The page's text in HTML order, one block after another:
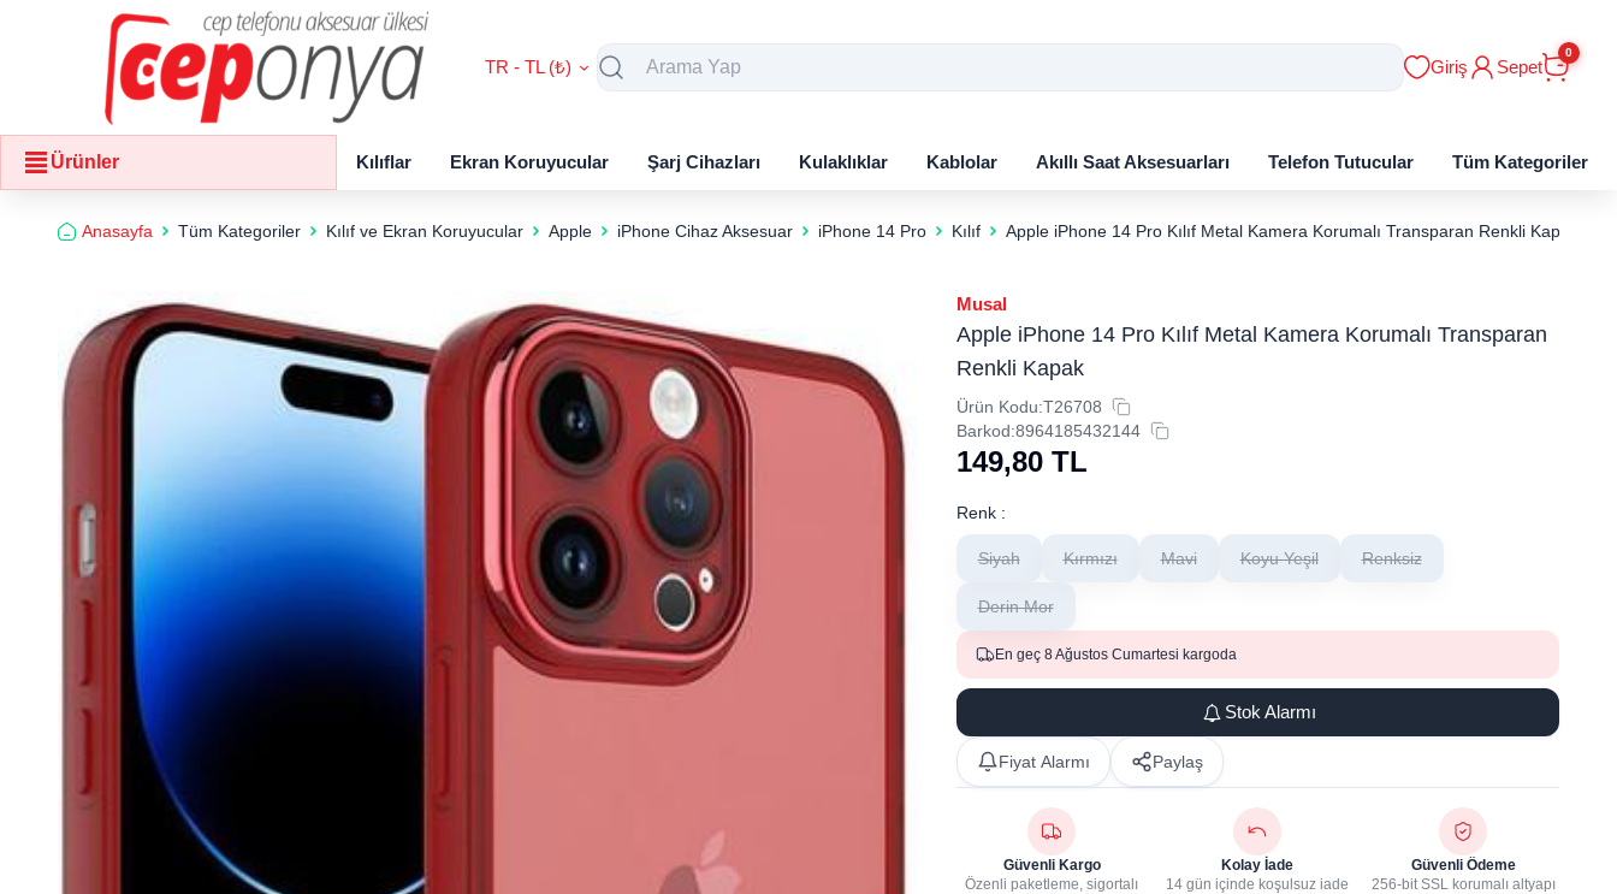
TR - TL (₺) Giriş Sepet
0
Ürünler Kılıflar Ekran Koruyucular Şarj Cihazları Kulaklıklar Kablolar Akıllı Saat Aksesuarları Telefon Tutucular Tüm Kategoriler
Anasayfa Tüm Kategoriler Kılıf ve Ekran Koruyucular Apple iPhone Cihaz Aksesuar iPhone 14 Pro Kılıf Apple iPhone 14 Pro Kılıf Metal Kamera Korumalı Transparan Renkli Kapak
Musal
Apple iPhone 14 Pro Kılıf Metal Kamera Korumalı Transparan
Renkli Kapak
Ürün Kodu:T26708
Barkod:8964185432144
149,80 TL
Renk :
Siyah Kırmızı Mavi Koyu Yeşil Renksiz
Derin Mor
En geç 8 Ağustos Cumartesi kargoda
Stok Alarmı
Fiyat Alarmı Paylaş
Güvenli Kargo
Özenli paketleme, sigortalı
Kolay İade
14 gün içinde koşulsuz iade
Güvenli Ödeme
256-bit SSL korumalı altyapı